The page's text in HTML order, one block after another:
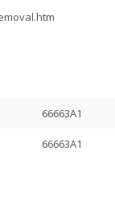
66663A1
66663A1